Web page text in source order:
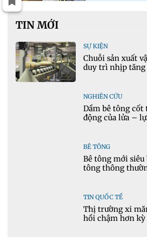
TIN MỚI
SỰ KIỆN
Chuỗi sản xuất
duy trì nhịp
NGHIÊN CỨU
Dầm bê tông cốt
động của lửa –
BÊ TÔNG
Bê tông mới siêu
tông thông
TIN QUỐC TẾ
Thị trường xi
hồi chậm hơn kỳ